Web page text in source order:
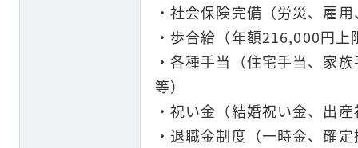
・社会保険完備（労災、雇
・歩合給（年額216,000円上
・各種手当（住宅手当、家
等）
・祝い金（結婚祝い金、出
・退職金制度（一時金、確